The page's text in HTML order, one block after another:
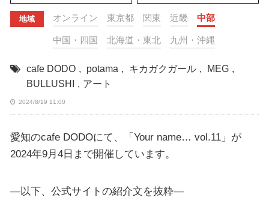
地域 オンライン 東京都 関東 近畿 中部
中国・四国 北海道・東北 九州・沖縄
cafe DODO , potama , キカガクガール , MEG ,
BULLUSHI
, アート
2024/8/19 11:00
愛知のcafe DODOにて、「Your name… vol.11」が
2024年9月4日まで開催しています。
—以下、公式サイトの紹介文を抜粋—